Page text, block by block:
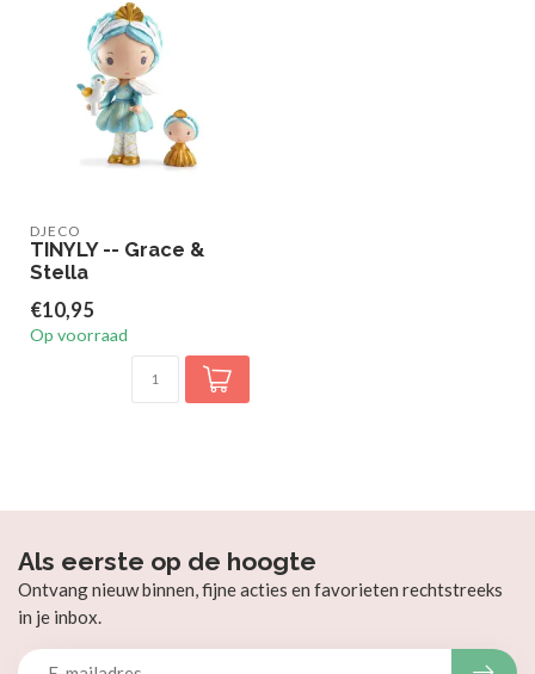
DJECO
TINYLY -- Grace &
Stella
€10,95
Op voorraad
Als eerste op de hoogte
Ontvang nieuw binnen, fijne acties en favorieten rechtstreeks
in je inbox.